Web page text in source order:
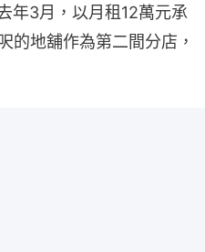
年3月，以月租12萬元承
的地舖作為第二間分店，